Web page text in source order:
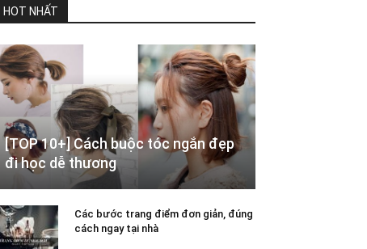
HOT NHẤT
[TOP 10+] Cách buộc tóc ngắn đẹp
đi học dễ thương
Các bước trang điểm đơn giản, đúng
cách ngay tại nhà